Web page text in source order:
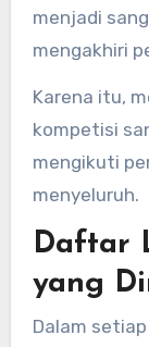
menjadi
mengakhiri
Karena itu,
kompetisi
mengikuti
menyeluruh.
Daftar
yang
Dalam